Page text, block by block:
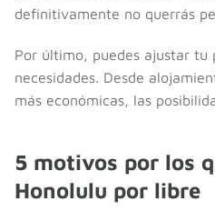
definitivamente no querrás
Por último, puedes ajustar tu
necesidades. Desde
más económicas, las
5 motivos por los
Honolulu por libre